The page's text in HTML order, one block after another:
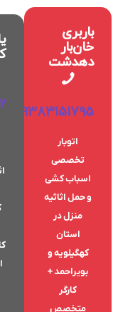
باربری
خان‌بار
دهدشت
09383151795
اتوبار
تخصصی
اسباب کشی
و حمل اثاثیه
منزل در
استان
کهگیلویه و
بویراحمد +
کارگر
متخصص